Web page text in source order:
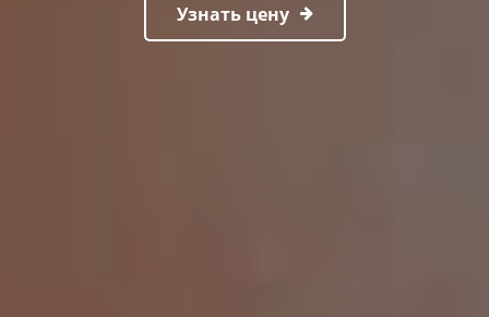
Узнать цену